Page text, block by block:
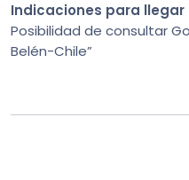
Indicaciones para
Posibilidad de consultar
Belén-Chile”